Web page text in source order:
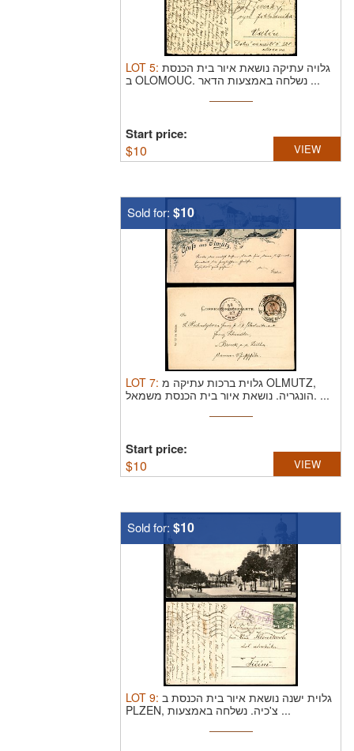
LOT 5: גלויה עתיקה נושאת איור בית הכנסת
ב OLOMOUC. נשלחה באמצעות הדאר ...
Start price:
$10 VIEW
Sold for: $10
LOT 7: גלוית ברכות עתיקה מ OLMUTZ,
הונגריה. נושאת איור בית הכנסת משמאל. ...
Start price:
$10 VIEW
Sold for: $10
LOT 9: גלוית ישנה נושאת איור בית הכנסת ב
PLZEN, צ'כיה. נשלחה באמצעות ...